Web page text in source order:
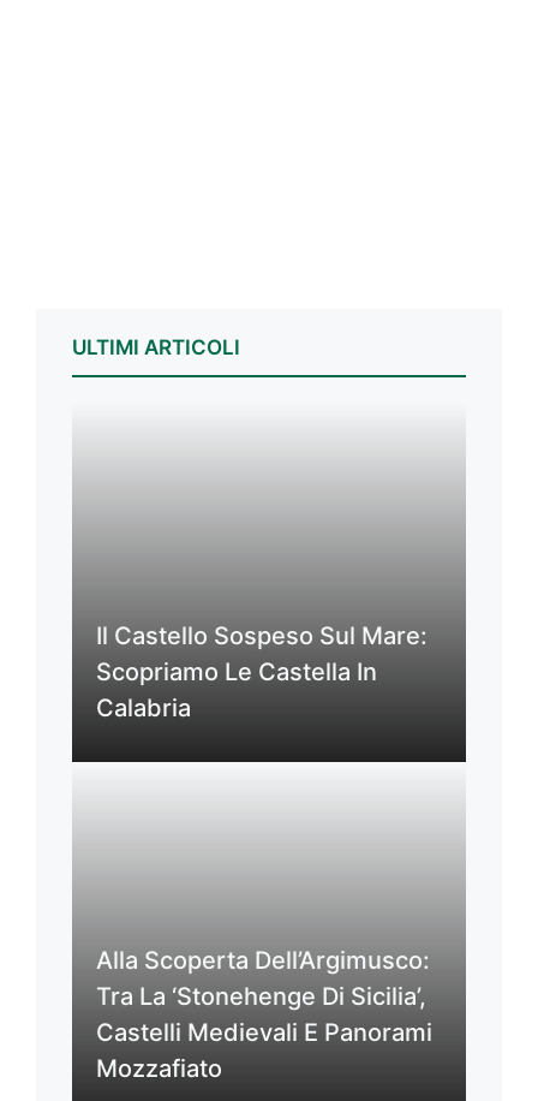
ULTIMI ARTICOLI
Il Castello Sospeso Sul Mare:
Scopriamo Le Castella In
Calabria
Alla Scoperta Dell’Argimusco:
Tra La ‘Stonehenge Di Sicilia’,
Castelli Medievali E Panorami
Mozzafiato